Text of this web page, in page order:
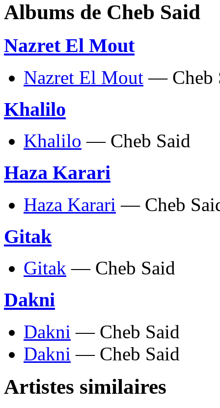
Albums de Cheb Said
Nazret El Mout
Nazret El Mout — Cheb
Khalilo
Khalilo — Cheb Said
Haza Karari
Haza Karari — Cheb
Gitak
Gitak — Cheb Said
Dakni
Dakni — Cheb Said
Dakni — Cheb Said
Artistes similaires